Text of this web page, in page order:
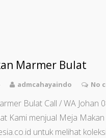
Marmer Bulat
admcahayaindo No
Bulat Call / WA Johan
Kami menjual Meja
untuk melihat